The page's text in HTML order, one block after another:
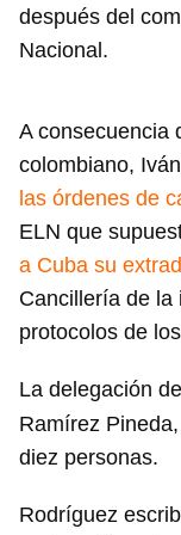
después del
Nacional.
A consecuencia
colombiano,
las órdenes de
ELN que
a Cuba su
Cancillería de la
protocolos de
La delegación
Ramírez
diez personas.
Rodríguez